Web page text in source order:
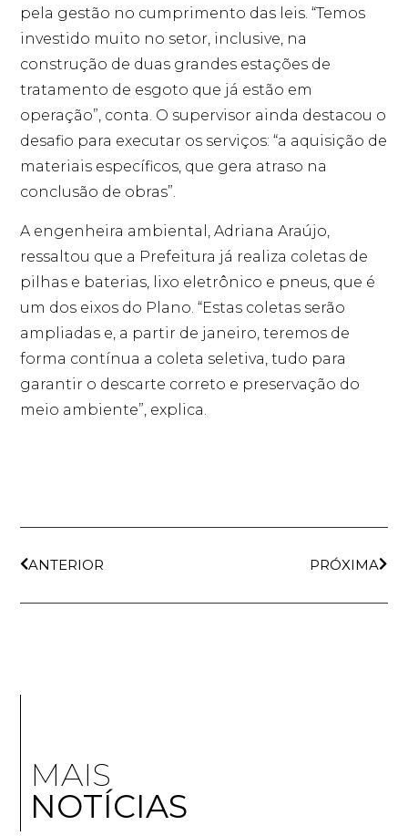
pela gestão no cumprimento das leis. “Temos
investido muito no setor, inclusive, na
construção de duas grandes estações de
tratamento de esgoto que já estão em
operação”, conta. O supervisor ainda destacou o
desafio para executar os serviços: “a aquisição de
materiais específicos, que gera atraso na
conclusão de obras”.
A engenheira ambiental, Adriana Araújo,
ressaltou que a Prefeitura já realiza coletas de
pilhas e baterias, lixo eletrônico e pneus, que é
um dos eixos do Plano. “Estas coletas serão
ampliadas e, a partir de janeiro, teremos de
forma contínua a coleta seletiva, tudo para
garantir o descarte correto e preservação do
meio ambiente”, explica.
ANTERIOR PRÓXIMA
MAIS
NOTÍCIAS